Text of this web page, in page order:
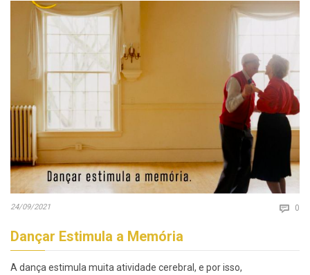
24/09/2021  0
Dançar Estimula a Memória
A dança estimula muita atividade cerebral, e por isso,